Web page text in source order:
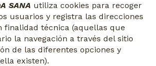
SANA utiliza cookies para recoger
usuarios y registra las direcciones
finalidad técnica (aquellas que
la navegación a través del sitio
de las diferentes opciones y
existen).